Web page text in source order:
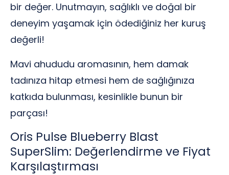
bir değer. Unutmayın, sağlıklı ve doğal bir
deneyim yaşamak için ödediğiniz her kuruş
değerli!
Mavi ahududu aromasının, hem damak
tadınıza hitap etmesi hem de sağlığınıza
katkıda bulunması, kesinlikle bunun bir
parçası!
Oris Pulse Blueberry Blast
SuperSlim: Değerlendirme ve Fiyat
Karşılaştırması